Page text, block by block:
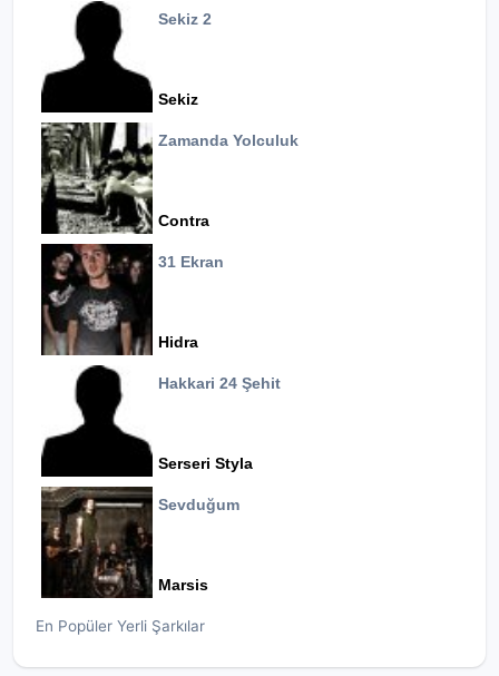
Sekiz 2
Sekiz
Zamanda Yolculuk
Contra
31 Ekran
Hidra
Hakkari 24 Şehit
Serseri Styla
Sevduğum
Marsis
En Popüler Yerli Şarkılar